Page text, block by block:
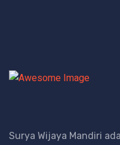
Surya Wijaya Mandiri